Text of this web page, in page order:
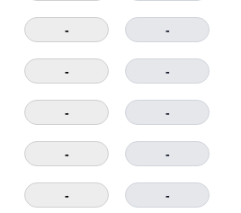
- -
- -
- -
- -
- -